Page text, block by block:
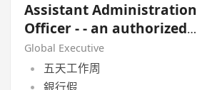
Assistant Administration
Officer - - an authorized
Financial Institution
Global Executive
五天工作周